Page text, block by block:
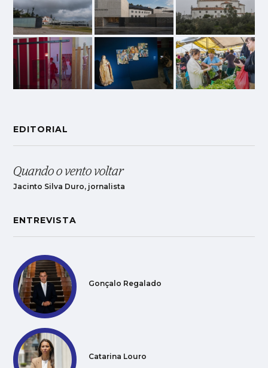
EDITORIAL
Quando o vento voltar
Jacinto Silva Duro, jornalista
ENTREVISTA
Gonçalo Regalado
Catarina Louro